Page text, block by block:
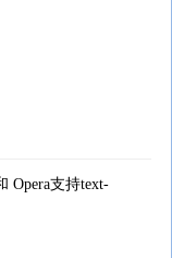
Opera支持text-